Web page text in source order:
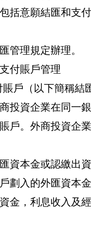
括意願結匯和支
管理規定辦理。
付賬戶管理
戶（以下簡稱結
投資企業在同一
戶。外商投資企
資本金或認繳出
劃入的外匯資本
金，利息收入及